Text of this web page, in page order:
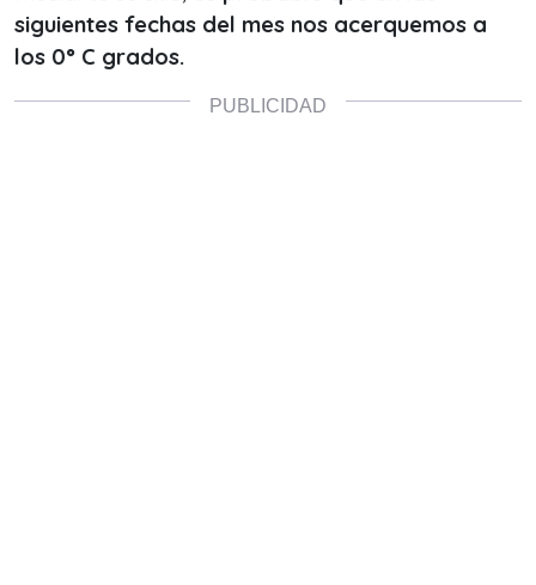
siguientes fechas del mes nos acerquemos a
los 0° C grados.